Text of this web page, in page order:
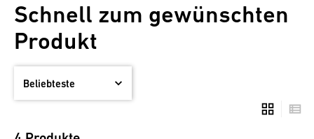
Schnell zum gewünschten
Produkt